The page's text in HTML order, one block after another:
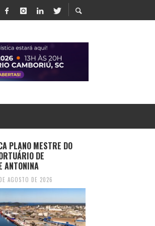
PLANO MESTRE DO
DE
ANTONINA
AGOSTO DE 2026